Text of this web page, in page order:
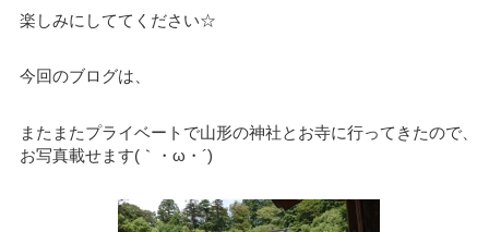
楽しみにしててください☆
今回のブログは、
またまたプライベートで山形の神社とお寺に行ってきたので、
お写真載せます(｀・ω・´)